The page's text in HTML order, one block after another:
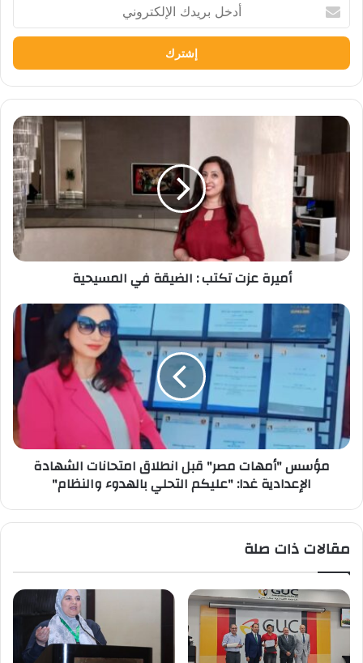
بريدك
الإلكتروني
أميرة
عزت
تكتب
الضيقة
المسيحية
أميرة عزت تكتب : الضيقة في المسيحية
مؤسس
"أمهات
مصر"
قبل
انطلاق
امتحانات
الشهادة
الإعدادية
غدا:
"عليكممؤسس "أمهات مصر" قبل انطلاق امتحانات الشهادة
الإعدادية غدا: "عليكم التحلي بالهدوء والنظام"
مقالات ذات صلة